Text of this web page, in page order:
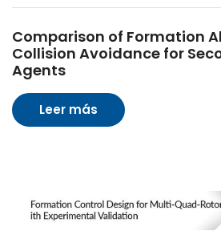
Comparison of Formation
Collision Avoidance for
Agents
Leer más